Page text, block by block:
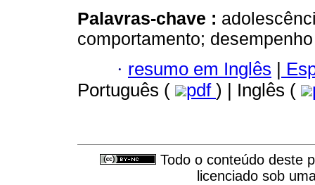
Palavras-chave :
comportamento;
· resumo em Inglês |
Português (
pdf ) | Inglês (
Todo o conteúdo deste
licenciado sob